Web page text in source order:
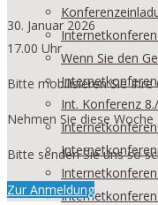
Wenn Sie den
Int. Konferenz
30. Januar 2026
17.00 Uhr
Bitte mobilisieren Sie Ihre
Nehmen Sie diese
Bitte senden Sie uns so
Zur Anmeldung